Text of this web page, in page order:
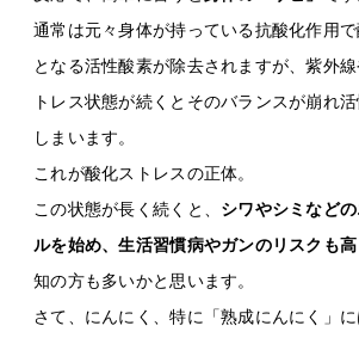
通常は元々身体が持っている抗酸化作用
となる活性酸素が除去されますが、紫外
トレス状態が続くとそのバランスが崩れ
しまいます。
これが酸化ストレスの正体。
この状態が長く続くと、 シワやシミなど
ルを始め、生活習慣病やガンのリスクも
知の方も多いかと思います。
さて、にんにく、特に「熟成にんにく」に